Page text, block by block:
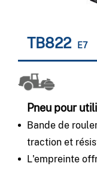
TB822 E7
Pneu pour
Bande de
traction et
L'empreinte